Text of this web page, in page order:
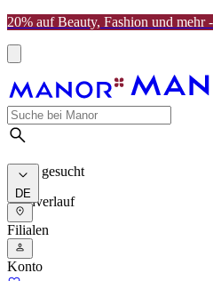
20% auf Beauty, Fashion und mehr
Meist gesucht
Suchverlauf
DE
Filialen
Konto